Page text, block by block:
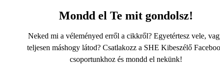
Mondd el Te mit gondolsz!
Neked mi a véleményed erről a cikkről? Egyetértesz vele,
teljesen máshogy látod? Csatlakozz a SHE Kibeszélő
csoportunkhoz és mondd el nekünk!